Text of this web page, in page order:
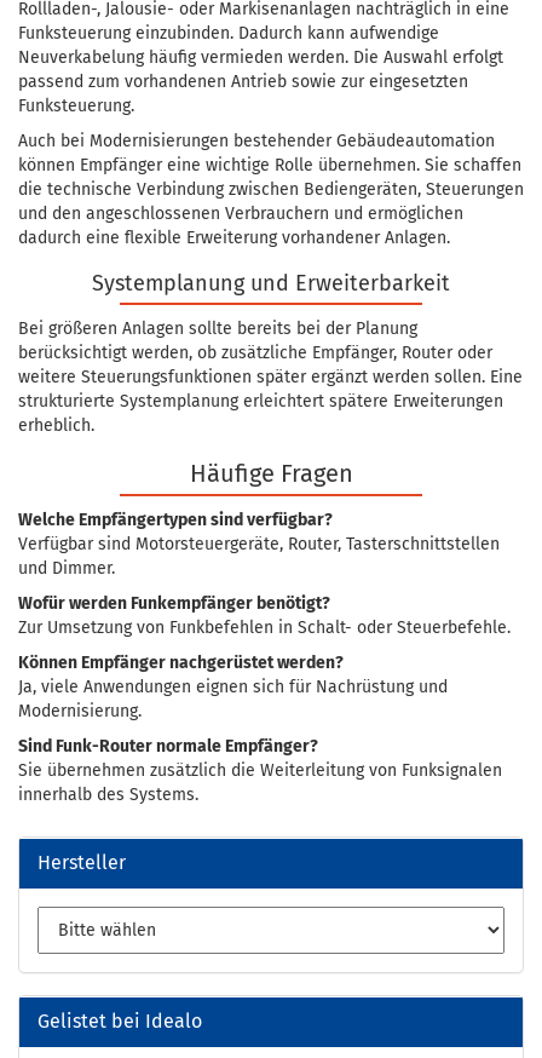
Rollladen-, Jalousie- oder Markisenanlagen nachträglich in eine
Funksteuerung einzubinden. Dadurch kann aufwendige
Neuverkabelung häufig vermieden werden. Die Auswahl erfolgt
passend zum vorhandenen Antrieb sowie zur eingesetzten
Funksteuerung.
Auch bei Modernisierungen bestehender Gebäudeautomation
können Empfänger eine wichtige Rolle übernehmen. Sie schaffen
die technische Verbindung zwischen Bediengeräten, Steuerungen
und den angeschlossenen Verbrauchern und ermöglichen
dadurch eine flexible Erweiterung vorhandener Anlagen.
Systemplanung und Erweiterbarkeit
Bei größeren Anlagen sollte bereits bei der Planung
berücksichtigt werden, ob zusätzliche Empfänger, Router oder
weitere Steuerungsfunktionen später ergänzt werden sollen. Eine
strukturierte Systemplanung erleichtert spätere Erweiterungen
erheblich.
Häufige Fragen
Welche Empfängertypen sind verfügbar?
Verfügbar sind Motorsteuergeräte, Router, Tasterschnittstellen
und Dimmer.
Wofür werden Funkempfänger benötigt?
Zur Umsetzung von Funkbefehlen in Schalt- oder Steuerbefehle.
Können Empfänger nachgerüstet werden?
Ja, viele Anwendungen eignen sich für Nachrüstung und
Modernisierung.
Sind Funk-Router normale Empfänger?
Sie übernehmen zusätzlich die Weiterleitung von Funksignalen
innerhalb des Systems.
Hersteller
Gelistet bei Idealo